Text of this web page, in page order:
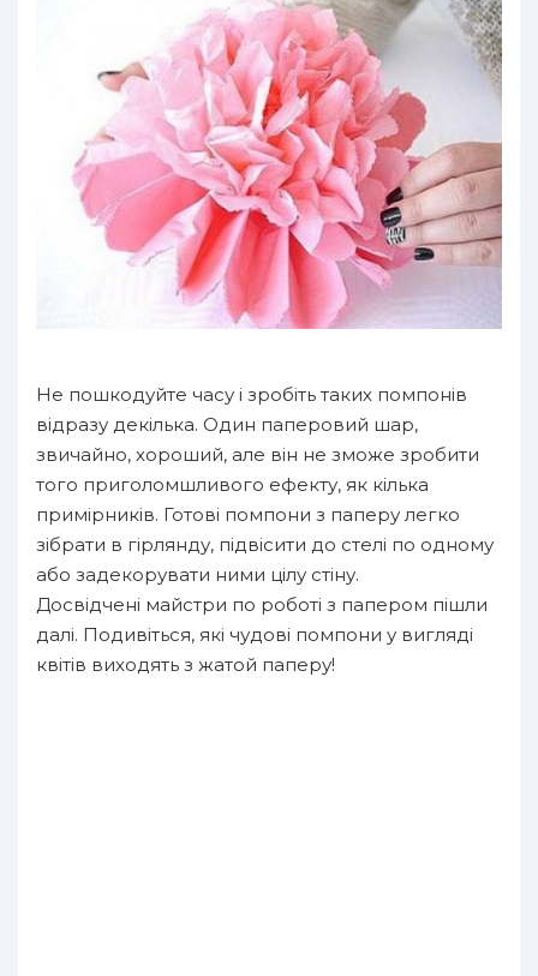
Не пошкодуйте часу і зробіть таких помпонів
відразу декілька. Один паперовий шар,
звичайно, хороший, але він не зможе зробити
того приголомшливого ефекту, як кілька
примірників. Готові помпони з паперу легко
зібрати в гірлянду, підвісити до стелі по одному
або задекорувати ними цілу стіну.
Досвідчені майстри по роботі з папером пішли
далі. Подивіться, які чудові помпони у вигляді
квітів виходять з жатой паперу!